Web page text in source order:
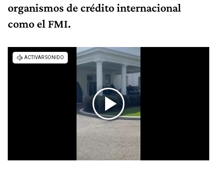
organismos de crédito internacional
como el FMI.